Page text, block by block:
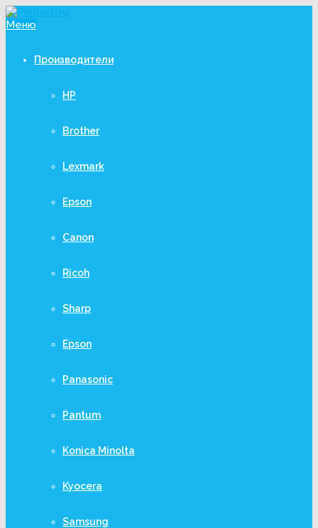
Меню
Производители
HP
Brother
Lexmark
Epson
Canon
Ricoh
Sharp
Epson
Panasonic
Pantum
Konica Minolta
Kyocera
Samsung